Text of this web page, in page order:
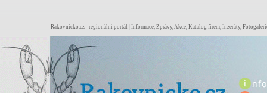
Rakovnicko.cz - regionální portál | Informace, Zprávy, Akce, Katalog firem, Inzeráty,